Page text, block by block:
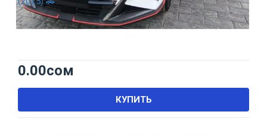
0.00сом
КУПИТЬ